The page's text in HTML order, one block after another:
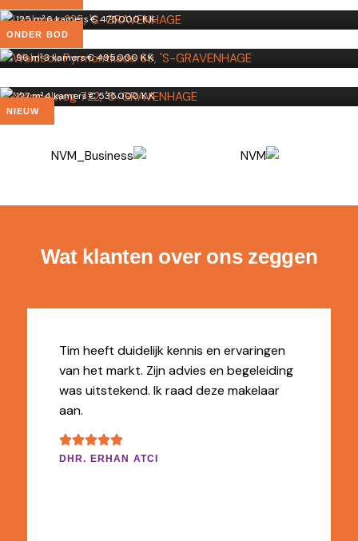
ONDER BOD
125 m²·6 kamers·€ 475.000 K.K.
Waldeck Pyrmontkade 69
'S-GRAVENHAGE
96 m²·3 kamers·€ 495.000 K.K.
NIEUW
Meppelweg 722
'S-GRAVENHAGE
127 m²·4 kamers·€ 535.000 K.K.
Wat klanten over ons zeggen
Tim heeft duidelijk kennis en ervaringen
van het markt. Zijn advies en begeleiding
was uitstekend. Ik raad deze makelaar
aan.
DHR. ERHAN ATCI